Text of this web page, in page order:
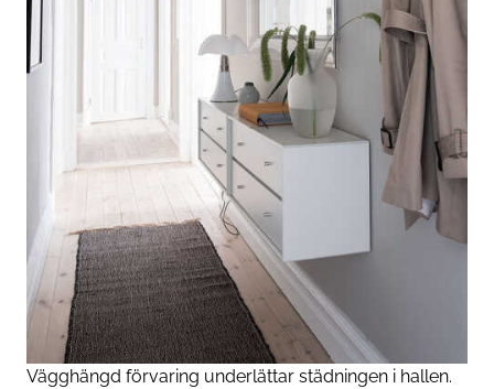
Vägghängd förvaring underlättar städningen i hallen.